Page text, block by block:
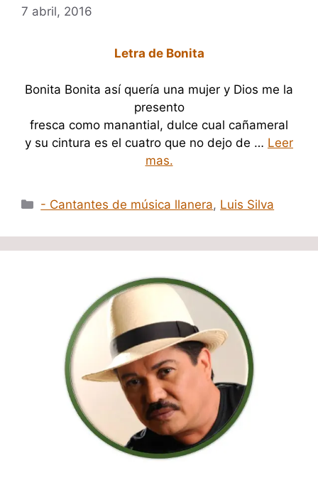
7 abril, 2016
Letra de Bonita
Bonita Bonita así quería una mujer y Dios me la
presento
fresca como manantial, dulce cual cañameral
y su cintura es el cuatro que no dejo de … Leer
mas.
Categorías
- Cantantes de música llanera, Luis Silva